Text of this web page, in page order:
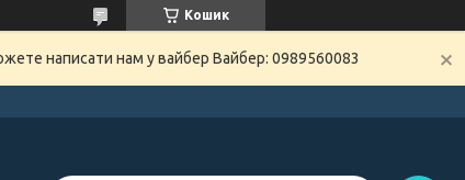
Кошик
написати нам у вайбер Вайбер: 0989560083